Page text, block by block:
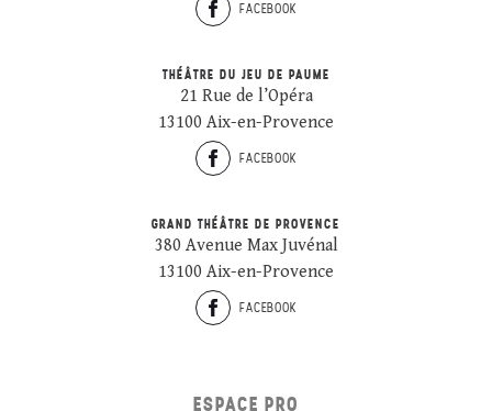
FACEBOOK
THÉÂTRE DU JEU DE PAUME
21 Rue de l’Opéra
13100 Aix-en-Provence
FACEBOOK
GRAND THÉÂTRE DE PROVENCE
380 Avenue Max Juvénal
13100 Aix-en-Provence
FACEBOOK
ESPACE PRO